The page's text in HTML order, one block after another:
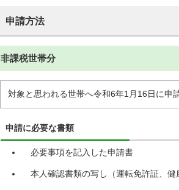
申請方法
非課税世帯分
対象と思われる世帯へ令和6年1月16日に申
申請に必要な書類
必要事項を記入した申請書
本人確認書類の写し（運転免許証、健